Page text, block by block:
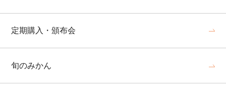
定期購入・頒布会
旬のみかん